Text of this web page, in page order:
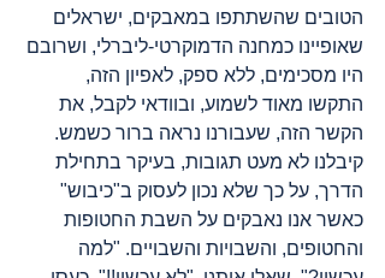
הטובים שהשתתפו במאבקים, ישראלים
שאופיינו כמחנה הדמוקרטי-ליברלי, ושרובם
היו מסכימים, ללא ספק, לאפיון הזה,
התקשו מאוד לשמוע, ובוודאי לקבל, את
הקשר הזה, שעבורנו נראה ברור כשמש.
קיבלנו לא מעט תגובות, בעיקר בתחילת
הדרך, על כך שלא נכון לעסוק ב"כיבוש"
כאשר אנו נאבקים על השבת החטופות
והחטופים, והשבויות והשבויים. "למה